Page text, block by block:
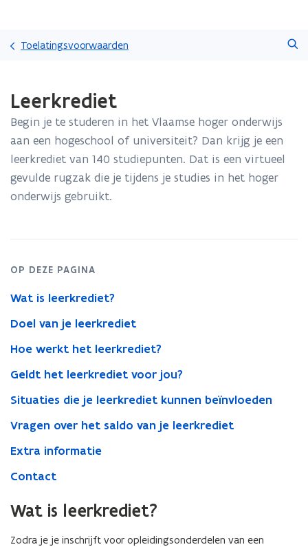
Toelatingsvoorwaarden
met
laden.
bevindt
zich
op:
Leerkrediet
Leerkrediet
Begin je te studeren in het Vlaamse hoger onderwijs
aan een hogeschool of universiteit? Dan krijg je een
leerkrediet van 140 studiepunten. Dat is een virtueel
gevulde rugzak die je tijdens je studies in het hoger
onderwijs gebruikt.
OP DEZE PAGINA
Wat is leerkrediet?
Doel van je leerkrediet
Hoe werkt het leerkrediet?
Geldt het leerkrediet voor jou?
Situaties die je leerkrediet kunnen beïnvloeden
Vragen over het saldo van je leerkrediet
Extra informatie
Contact
Wat is leerkrediet?
Zodra je je inschrijft voor opleidingsonderdelen van een